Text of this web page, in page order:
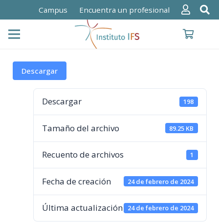
Campus Encuentra un profesional
Descargar
Descargar 198
Tamaño del archivo 89.25 KB
Recuento de archivos 1
Fecha de creación 24 de febrero de 2024
Última actualización 24 de febrero de 2024